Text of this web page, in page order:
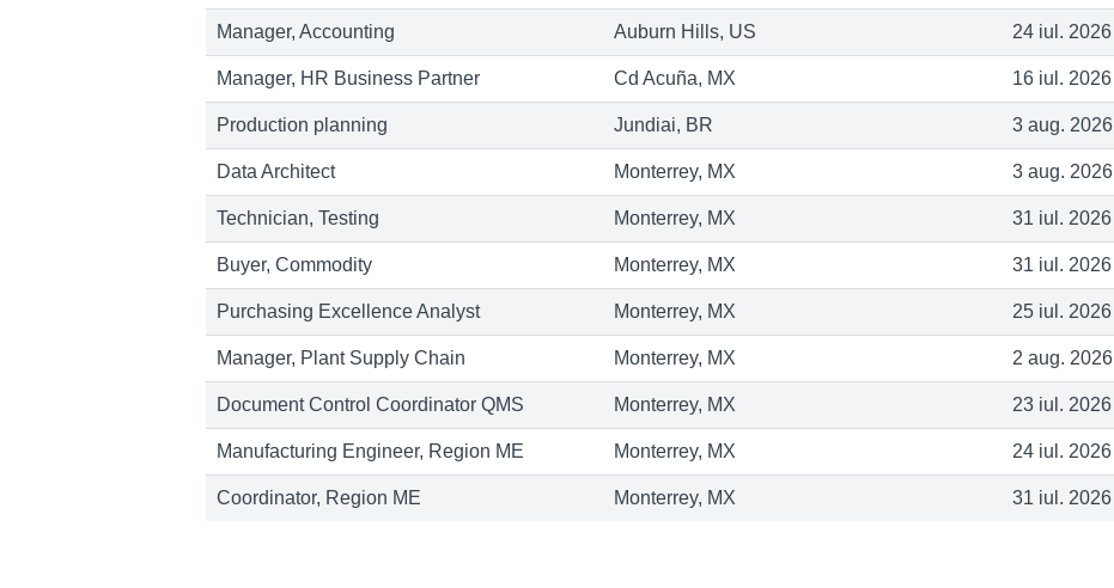
Manager, Accounting Auburn Hills, US 24 iul. 2026
Manager, HR Business Partner Cd Acuña, MX 16 iul. 2026
Production planning Jundiai, BR 3 aug. 2026
Data Architect Monterrey, MX 3 aug. 2026
Technician, Testing Monterrey, MX 31 iul. 2026
Buyer, Commodity Monterrey, MX 31 iul. 2026
Purchasing Excellence Analyst Monterrey, MX 25 iul. 2026
Manager, Plant Supply Chain Monterrey, MX 2 aug. 2026
Document Control Coordinator QMS Monterrey, MX 23 iul. 2026
Manufacturing Engineer, Region ME Monterrey, MX 24 iul. 2026
Coordinator, Region ME Monterrey, MX 31 iul. 2026